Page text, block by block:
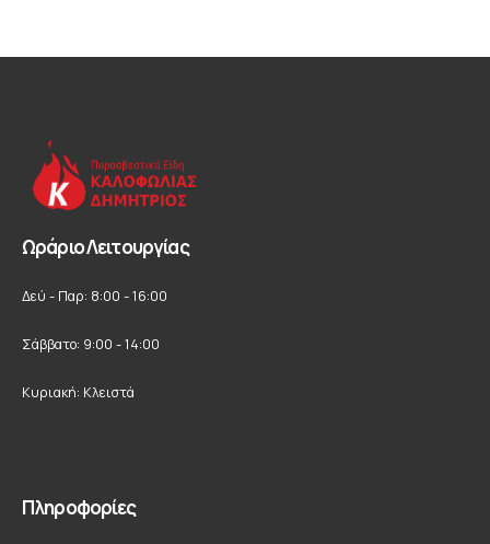
Ωράριο Λειτουργίας
Δεύ - Παρ: 8:00 - 16:00
Σάββατο: 9:00 - 14:00
Κυριακή: Κλειστά
Πληροφορίες